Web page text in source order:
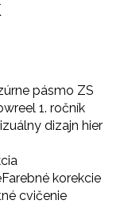
pásmo ZS
1. ročník
dizajn hier
Farebné korekcie
cvičenie